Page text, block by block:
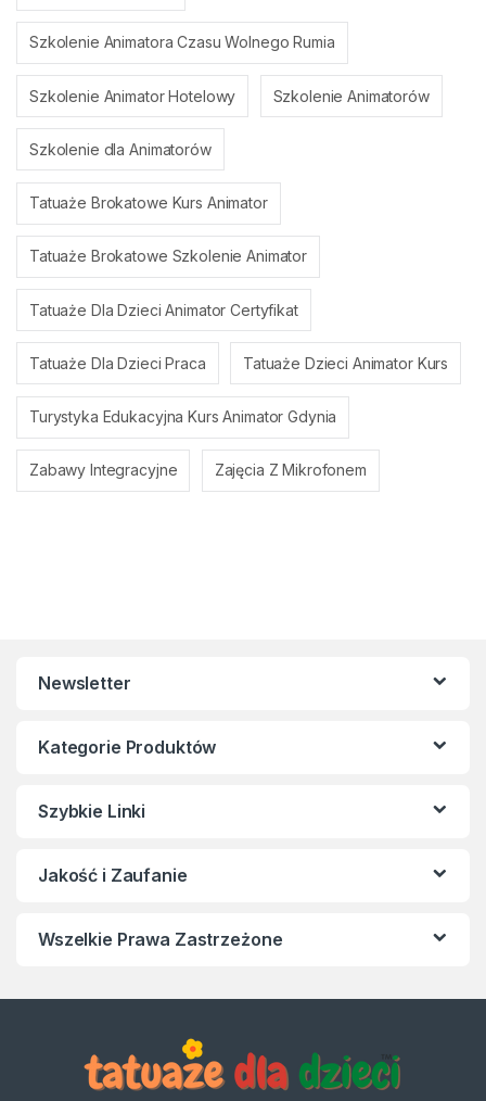
Szkolenie Animatora Czasu Wolnego Rumia
Szkolenie Animator Hotelowy Szkolenie Animatorów
Szkolenie dla Animatorów
Tatuaże Brokatowe Kurs Animator
Tatuaże Brokatowe Szkolenie Animator
Tatuaże Dla Dzieci Animator Certyfikat
Tatuaże Dla Dzieci Praca Tatuaże Dzieci Animator Kurs
Turystyka Edukacyjna Kurs Animator Gdynia
Zabawy Integracyjne Zajęcia Z Mikrofonem
Newsletter
Kategorie Produktów
Szybkie Linki
Jakość i Zaufanie
Wszelkie Prawa Zastrzeżone